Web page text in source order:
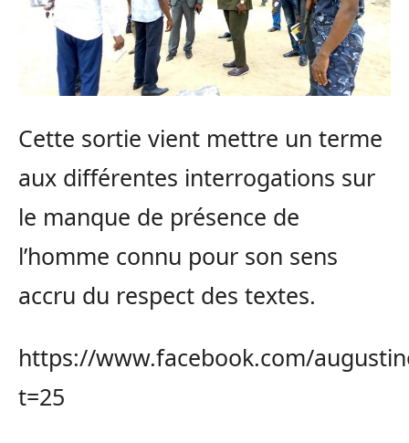
Cette sortie vient mettre un terme
aux différentes interrogations sur
le manque de présence de
l’homme connu pour son sens
accru du respect des textes.
https://www.facebook.com/
t=25